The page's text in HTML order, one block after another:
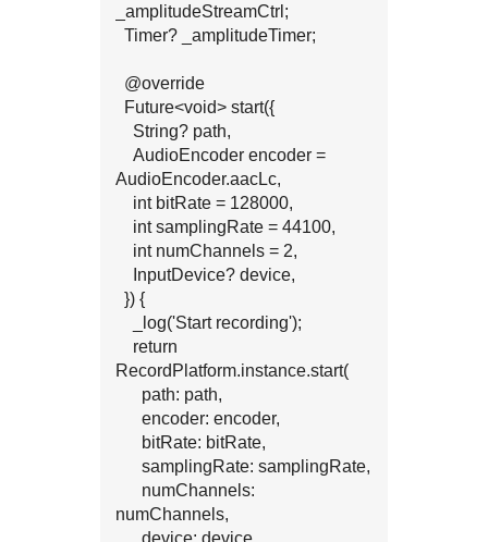
_amplitudeStreamCtrl;
  Timer? _amplitudeTimer;
    AudioEncoder encoder =
AudioEncoder.aacLc,
  }) {
RecordPlatform.instance.start(
      encoder: encoder,
      samplingRate: samplingRate,
numChannels,
      device: device,